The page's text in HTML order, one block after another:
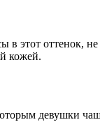
в этот оттенок,
кожей.
девушки